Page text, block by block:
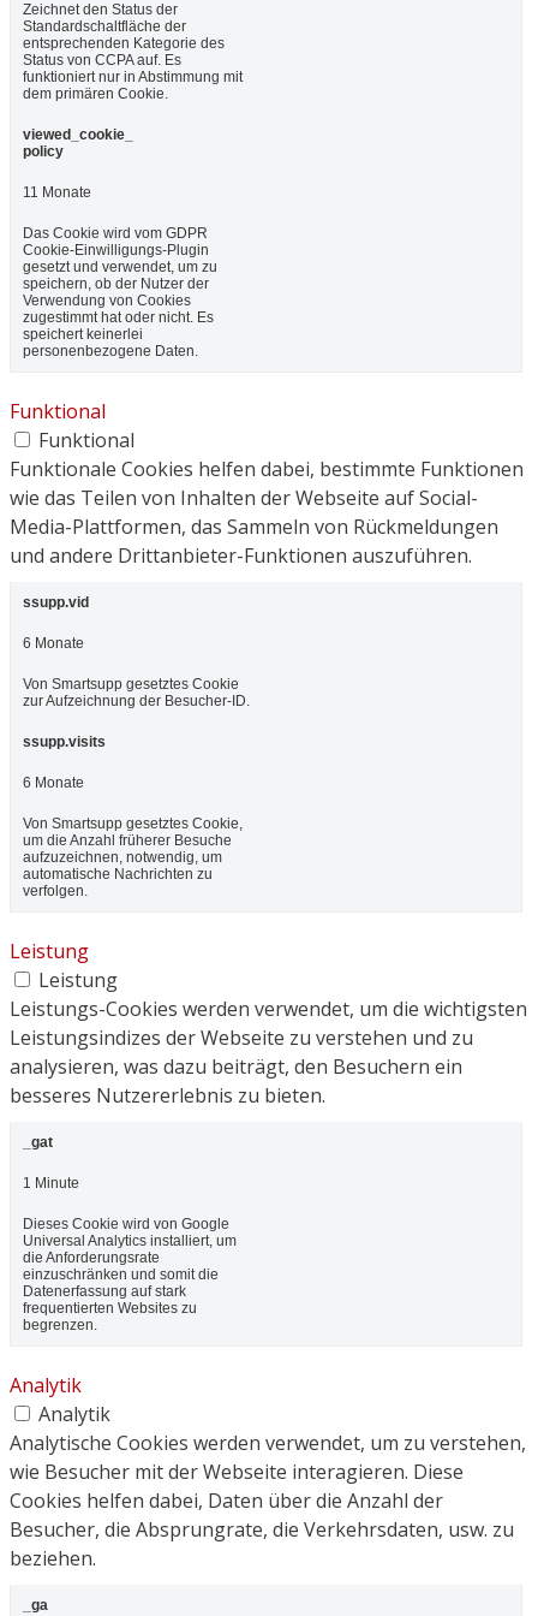
Zeichnet den Status der
Standardschaltfläche der
entsprechenden Kategorie des
Status von CCPA auf. Es
funktioniert nur in Abstimmung mit
dem primären Cookie.
viewed_cookie_
policy
11 Monate
Das Cookie wird vom GDPR
Cookie-Einwilligungs-Plugin
gesetzt und verwendet, um zu
speichern, ob der Nutzer der
Verwendung von Cookies
zugestimmt hat oder nicht. Es
speichert keinerlei
personenbezogene Daten.
Funktional
Funktional
Funktionale Cookies helfen dabei, bestimmte Funktionen
wie das Teilen von Inhalten der Webseite auf Social-
Media-Plattformen, das Sammeln von Rückmeldungen
und andere Drittanbieter-Funktionen auszuführen.
ssupp.vid
6 Monate
Von Smartsupp gesetztes Cookie
zur Aufzeichnung der Besucher-ID.
ssupp.visits
6 Monate
Von Smartsupp gesetztes Cookie,
um die Anzahl früherer Besuche
aufzuzeichnen, notwendig, um
automatische Nachrichten zu
verfolgen.
Leistung
Leistung
Leistungs-Cookies werden verwendet, um die wichtigsten
Leistungsindizes der Webseite zu verstehen und zu
analysieren, was dazu beiträgt, den Besuchern ein
besseres Nutzererlebnis zu bieten.
_gat
1 Minute
Dieses Cookie wird von Google
Universal Analytics installiert, um
die Anforderungsrate
einzuschränken und somit die
Datenerfassung auf stark
frequentierten Websites zu
begrenzen.
Analytik
Analytik
Analytische Cookies werden verwendet, um zu verstehen,
wie Besucher mit der Webseite interagieren. Diese
Cookies helfen dabei, Daten über die Anzahl der
Besucher, die Absprungrate, die Verkehrsdaten, usw. zu
beziehen.
_ga